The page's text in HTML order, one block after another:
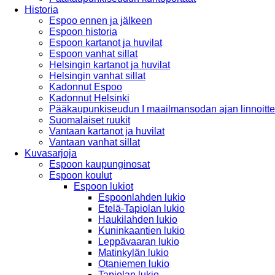
Historia
Espoo ennen ja jälkeen
Espoon historia
Espoon kartanot ja huvilat
Espoon vanhat sillat
Helsingin kartanot ja huvilat
Helsingin vanhat sillat
Kadonnut Espoo
Kadonnut Helsinki
Pääkaupunkiseudun I maailmansodan ajan
Suomalaiset ruukit
Vantaan kartanot ja huvilat
Vantaan vanhat sillat
Kuvasarjoja
Espoon kaupunginosat
Espoon koulut
Espoon lukiot
Espoonlahden lukio
Etelä-Tapiolan lukio
Haukilahden lukio
Kuninkaantien lukio
Leppävaaran lukio
Matinkylän lukio
Otaniemen lukio